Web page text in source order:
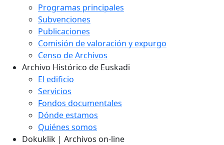
Programas principales
Subvenciones
Publicaciones
Comisión de valoración y expurgo
Censo de Archivos
Archivo Histórico de Euskadi
El edificio
Servicios
Fondos documentales
Dónde estamos
Quiénes somos
Dokuklik | Archivos on-line